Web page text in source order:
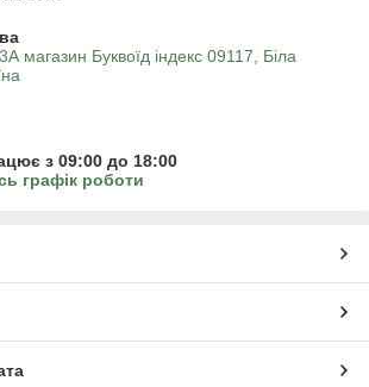
магазин Буквоїд індекс 09117, Біла
з 09:00 до 18:00
графік роботи